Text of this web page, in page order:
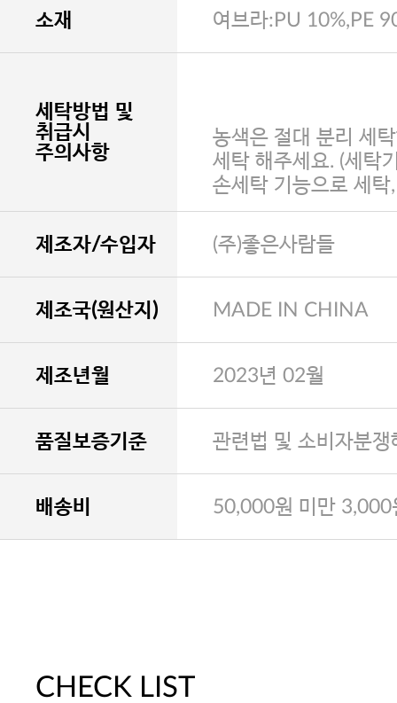
소재 여브라:PU 10%,PE
세탁방법 및
취급시
주의사항
농색은 절대 분리 세
세탁 해주세요. (세탁
손세탁 기능으로 세탁
제조자/수입자 (주)좋은사람들
제조국(원산지) MADE IN CHINA
제조년월 2023년 02월
품질보증기준 관련법 및 소비자분
배송비 50,000원 미만 3,000
CHECK LIST